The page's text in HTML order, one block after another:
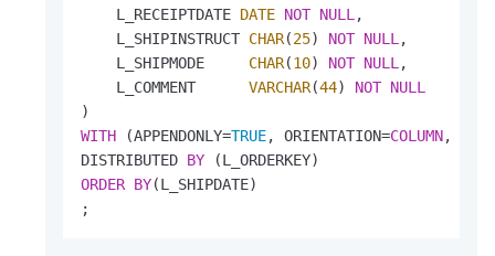
    L_RECEIPTDATE
DATE NOT NULL ,
    L_SHIPINSTRUCT
CHAR(25) NOT NULL ,
    L_SHIPMODE
CHAR(10) NOT NULL ,
    L_COMMENT
VARCHAR(44) NOT NULL
WITH (APPENDONLY=TRUE, ORIENTATION=COLUMN,
DISTRIBUTED BY
ORDER BY(L_SHIPDATE)
;